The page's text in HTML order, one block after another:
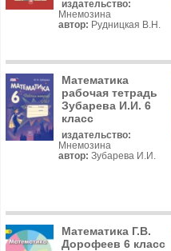
издательство:
Мнемозина
автор: Рудницкая В.Н.
Математика
рабочая тетрадь
Зубарева И.И. 6
класс
издательство:
Мнемозина
автор: Зубарева И.И.
Математика Г.В.
Дорофеев 6 класс